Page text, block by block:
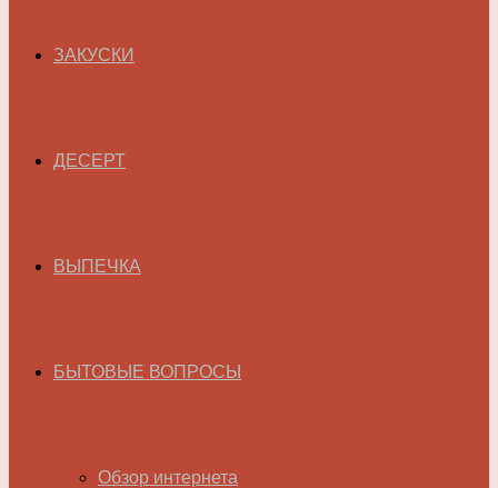
ЗАКУСКИ
ДЕСЕРТ
ВЫПЕЧКА
БЫТОВЫЕ ВОПРОСЫ
Обзор интернета